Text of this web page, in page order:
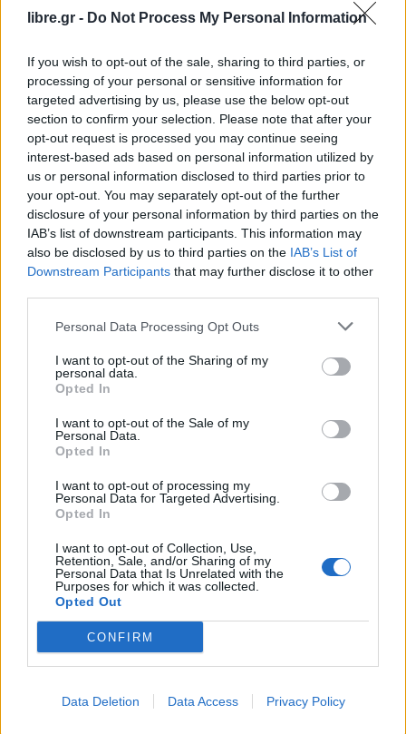
libre.gr - Do Not Process My Personal Information
If you wish to opt-out of the sale, sharing to third parties, or
processing of your personal or sensitive information for
targeted advertising by us, please use the below opt-out
section to confirm your selection. Please note that after your
opt-out request is processed you may continue seeing
interest-based ads based on personal information utilized by
us or personal information disclosed to third parties prior to
your opt-out. You may separately opt-out of the further
disclosure of your personal information by third parties on the
IAB’s list of downstream participants. This information may
also be disclosed by us to third parties on the IAB’s List of
Downstream Participants that may further disclose it to other
Personal Data Processing Opt Outs
I want to opt-out of the Sharing of my
personal data.
Opted In
I want to opt-out of the Sale of my
Personal Data.
Opted In
I want to opt-out of processing my
Personal Data for Targeted Advertising.
Opted In
I want to opt-out of Collection, Use,
Retention, Sale, and/or Sharing of my
Personal Data that Is Unrelated with the
Purposes for which it was collected.
Opted Out
CONFIRM
Data Deletion Data Access Privacy Policy
Θεσσαλονίκης. Οπότε η πόλη μένει μόνο με
Νέα ο κ.Κωνσταντίνος Κουράκος , Ταμίας της
Ένωσης Τουριστικών Πρακτόρων Μακεδονίας-
Θράκης ο οποίος ήταν παρών στη σημερινή
σύσκεψη. «Το έργο της εταιρείας θα μεταφερθεί
αποκλειστικά στην Αθήνα. Το λυπηρό είναι ότι οι
εργαζόμενοι αν δεν αποσπαστούν στην Αθήνα θα
χάσουν τη δουλειά τους». Σύμφωνα με τον κ.
Κουράκο η εταιρεία μεταφοράς εμπορευμάτων
δεν αιτιολόγησε την αποχώρησή της από τη
Θεσσαλονίκη, όπως για παράδειγμα έκανε η
Ryanair, καταγγέλλοντας υπερβολικές χρεώσεις
Στη σύσκεψη εργασίας συμμετείχαν η Ένωση
οποία εκπροσώπησε ο κ. Κωνσταντίνος Κουράκος,
ο πρόεδρος της Ομοσπονδίας Τουρισμού Βορείου
Ελλάδος και αντιπρόεδρος του Συνδέσμου
Πρακτόρων Τουρισμού Μακεδονίας – Θράκης κ.
Ενοικιαζόμενων Δωματίων Σταυρού κ.
Κωνσταντίνος Παπαζώης, ο πρόεδρος του
Σωματείου Ενοικιαζόμενων Δωματίων
Ασπροβάλτας – Σταυρού κ. Απόστολος Τσακρίδης,
αλλά και ο πρόεδρος και ο γενικός γραμματέας
Γεώργιος Κοσμίδης και Βασίλης Μπουντούλης.